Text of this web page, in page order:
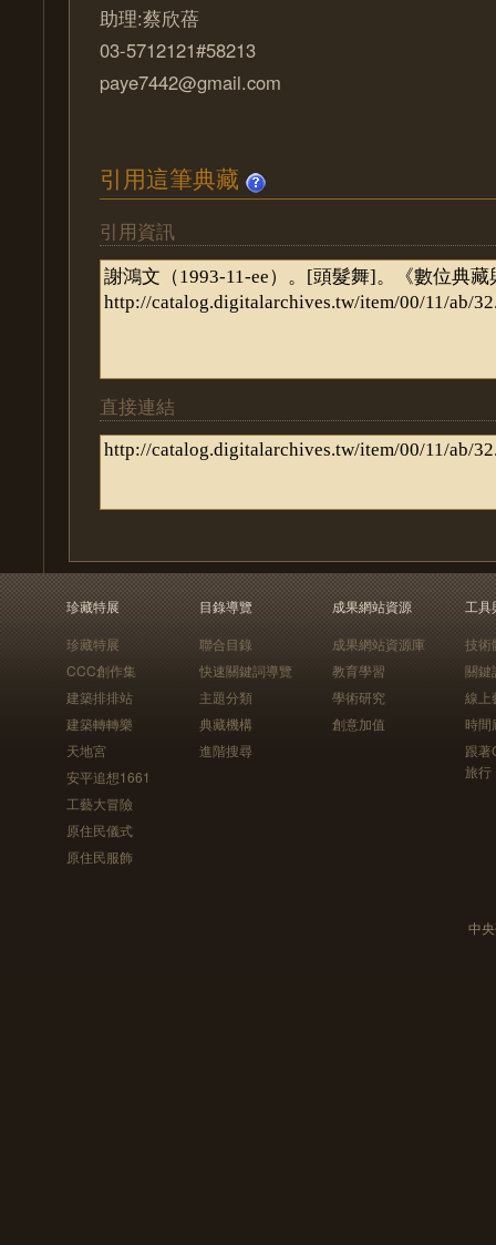
助理:蔡欣蓓
03-5712121#58213
paye7442@gmail.com
引用這筆典藏
引用資訊
直接連結
珍藏特展
珍藏特展
CCC創作集
建築排排站
建築轉轉樂
天地宮
安平追想1661
工藝大冒險
原住民儀式
原住民服飾
目錄導覽
聯合目錄
快速關鍵詞導覽
主題分類
典藏機構
進階搜尋
成果網站資源
成果網站資源庫
教育學習
學術研究
創意加值
工具
技術
關鍵
線上
時間
跟
旅行
中